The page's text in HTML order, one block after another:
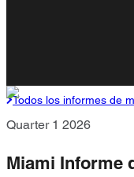
Todos los informes de
Quarter 1 2026
Miami Informe